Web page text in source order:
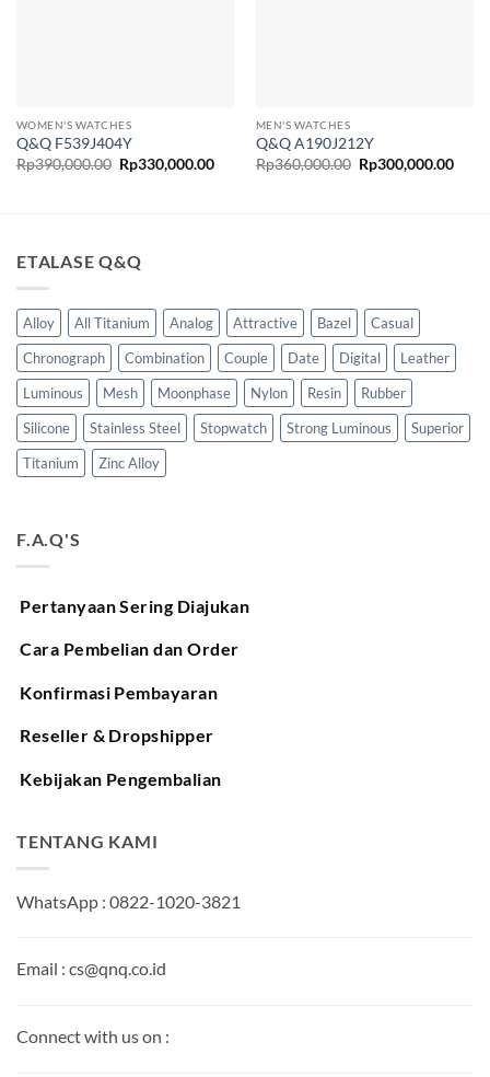
WOMEN'S WATCHES
Q&Q F539J404Y
Rp390,000.00 Harga
aslinya
Rp330,000.00Harga
MEN'S WATCHES
Q&Q A190J212Y
Rp360,000.00 Harga
aslinya
Rp300,000.00
ETALASE Q&Q
Alloy All Titanium Analog Attractive Bazel
Casual
Chronograph
Combination Couple Date Digital
Leather
Luminous
Mesh Moonphase Nylon Resin
Rubber
Silicone
Stainless Steel Stopwatch Strong Luminous
Superior
Titanium
Zinc Alloy
F.A.Q'S
Pertanyaan Sering Diajukan
Cara Pembelian dan Order
Konfirmasi Pembayaran
Reseller & Dropshipper
Kebijakan Pengembalian
TENTANG KAMI
WhatsApp : 0822-1020-3821
Email : cs@qnq.co.id
Connect with us on :